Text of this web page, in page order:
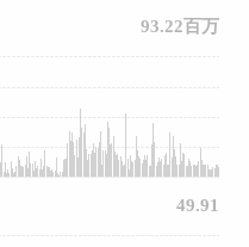
93.22百万
49.91